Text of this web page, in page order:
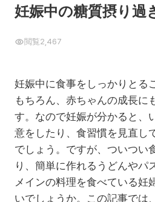
妊娠中の糖質摂り過
閲覧2,467
妊娠中に食事をしっかりとる
もちろん、赤ちゃんの成長に
す。なので妊娠が分かると、
意をしたり、食習慣を見直し
でしょう。ですが、ついつい
り、簡単に作れるうどんやパ
メインの料理を食べている妊
いでしょうか。この記事では